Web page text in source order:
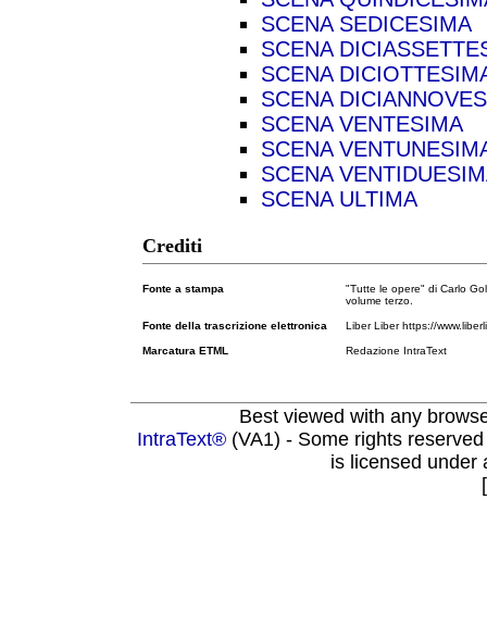
SCENA SEDICESIMA
SCENA
SCENA
SCENA
SCENA VENTESIMA
SCENA
SCENA
SCENA ULTIMA
Crediti
Fonte a stampa
"Tutte le opere" di Carlo
volume terzo.
Fonte della trascrizione elettronica Liber Liber https://
Marcatura ETML Redazione IntraText
Best viewed with any
IntraText®(VA1) - Some rights
is licensed under